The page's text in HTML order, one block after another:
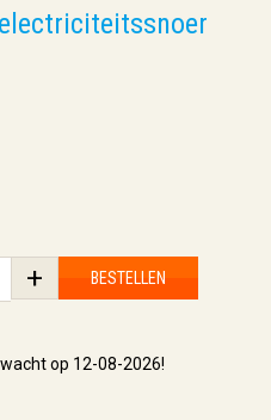
+ BESTELLEN
op 12-08-2026!